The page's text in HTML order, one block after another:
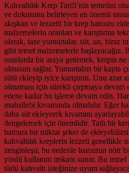
Kahvaltılık Krep Tarifi’nin temelini
ve dokusunu belirleyen en önemli
akışkan ve lezzetli bir krep hamuru
malzemelerin oranları ve karıştırma
olarak, taze yumurtalar, süt, un, biraz
gibi temel malzemelerle başlayacağız.
oranlarda bir araya getirmek, krepin ne
olmasını sağlar. Yumurtaları bir kapta
sütü ekleyip iyice karıştırın. Unu azar
olmaması için sürekli çırpmaya
edene kadar bu işleme devam edin.
muhallebi kıvamında olmalıdır. Eğer
daha süt ekleyerek kıvamını
dengelemek için önemlidir. Tatlı bir
hamura bir miktar şeker de
kahvaltılık kreplerin lezzeti genellikle
zenginleşir, bu nedenle hamurun nötr
yönlü kullanım imkanı sunar. Bu
türlü kahvaltı isteğinize uyum